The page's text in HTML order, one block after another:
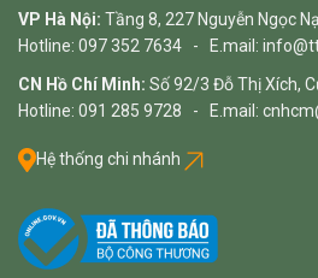
VP Hà Nội: Tầng 8, 227 Nguyễn Ngọc
Hotline: 097 352 7634 - E.mail:
CN Hồ Chí Minh: Số 92/3 Đỗ Thị Xích,
Hotline: 091 285 9728 - E.mail:
Hệ thống chi nhánh